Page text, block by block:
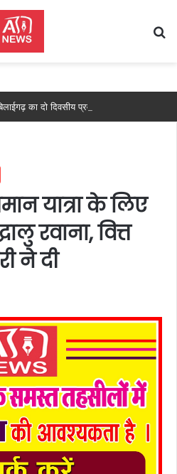
यात्रा के लिए
रवाना, वित्त
ने दी